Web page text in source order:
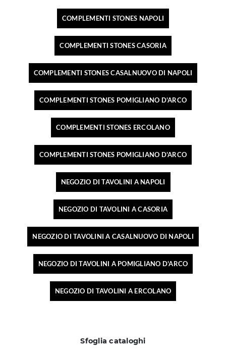
COMPLEMENTI STONES NAPOLI
COMPLEMENTI STONES CASORIA
COMPLEMENTI STONES CASALNUOVO DI NAPOLI
COMPLEMENTI STONES POMIGLIANO D'ARCO
COMPLEMENTI STONES ERCOLANO
COMPLEMENTI STONES POMIGLIANO D'ARCO
NEGOZIO DI TAVOLINI A NAPOLI
NEGOZIO DI TAVOLINI A CASORIA
NEGOZIO DI TAVOLINI A CASALNUOVO DI NAPOLI
NEGOZIO DI TAVOLINI A POMIGLIANO D'ARCO
NEGOZIO DI TAVOLINI A ERCOLANO
Sfoglia cataloghi